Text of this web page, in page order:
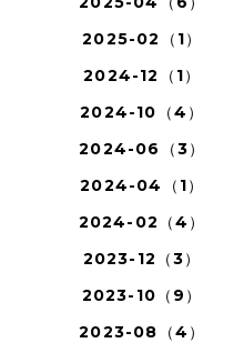
2025-02（1）
2024-12（1）
2024-10（4）
2024-06（3）
2024-04（1）
2024-02（4）
2023-12（3）
2023-10（9）
2023-08（4）